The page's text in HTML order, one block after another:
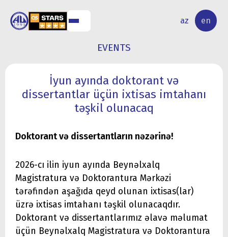
az en
RESEARCH
ACTIVITY
EVENTS
İyun ayında doktorant və
dissertantlar üçün ixtisas imtahanı
təşkil olunacaq
Doktorant və dissertantların nəzərinə!
2026-cı ilin iyun ayında Beynəlxalq
Magistratura və Doktorantura Mərkəzi
tərəfindən aşağıda qeyd olunan ixtisas(lar)
üzrə ixtisas imtahanı təşkil olunacaqdır.
Doktorant və dissertantlarımız əlavə məlumat
üçün Beynəlxalq Magistratura və Doktorantura